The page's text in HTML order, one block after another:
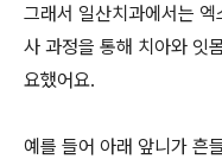
그래서 일산치과에서는
사 과정을 통해 치아와 잇
요했어요.
예를 들어 아래 앞니가 흔